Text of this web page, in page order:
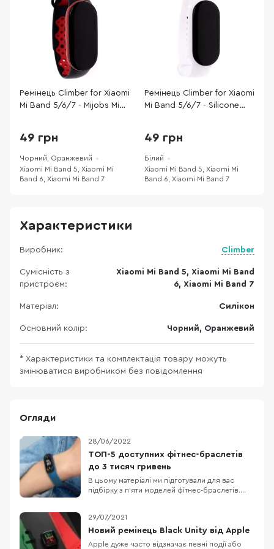
Ремінець Climber for Xiaomi
Mi Band 5/6/7 - Mijobs Mi
49 грн
Чорний, Оранжевий
Xiaomi Mi Band 5, Xiaomi Mi
Band 6, Xiaomi Mi Band 7
Ремінець Climber for Xiaomi
Mi Band 5/6/7 - Silicone
49 грн
Білий
Xiaomi Mi Band 5, Xiaomi Mi
Band 6, Xiaomi Mi Band 7
Характеристики
Виробник: Climber
Сумісність з
пристроєм:
Xiaomi Mi Band 5, Xiaomi Mi Band
6, Xiaomi Mi Band 7
Матеріал: Силікон
Основний колір: Чорний, Оранжевий
* Характеристики та комплектація товару можуть
змінюватися виробником без повідомлення
Огляди
28/06/2022
ТОП-5 доступних фітнес-браслетів
до 3 тисяч гривень
В цьому матеріалі ми підготували для вас
підбірку з п’яти моделей фітнес-браслетів.
влітку. Деякі моделі позиціонуються
виробниками, як смарт-годинники, а не
фітнес-браслети, але насправді — це фітнес-
29/07/2021
Новий ремінець Black Unity від Apple
Apple дуже часто відзначає певні події або